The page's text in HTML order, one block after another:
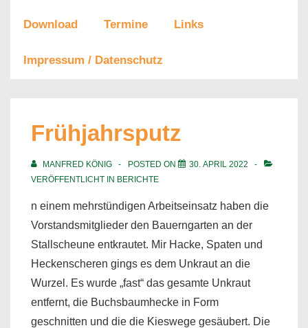
Download Termine Links
Impressum / Datenschutz
Frühjahrsputz
MANFRED KÖNIG POSTED ON
30. APRIL 2022
VERÖFFENTLICHT IN BERICHTE
n einem mehrstündigen Arbeitseinsatz haben die
Vorstandsmitglieder den Bauerngarten an der
Stallscheune entkrautet. Mir Hacke, Spaten und
Heckenscheren gings es dem Unkraut an die
Wurzel. Es wurde „fast“ das gesamte Unkraut
entfernt, die Buchsbaumhecke in Form
geschnitten und die die Kieswege gesäubert. Die